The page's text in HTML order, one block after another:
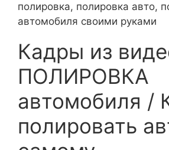
полировка, полировка авто,
автомобиля своими руками
Кадры из
ПОЛИРОВКА
автомобиля /
полировать